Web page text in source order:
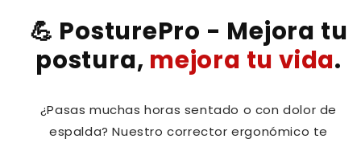
alinea,
vive
mejor
alinea,
vive
mejor
💪 PosturePro - Mejora tu
postura, mejora tu vida.
¿Pasas muchas horas sentado o con dolor de
espalda? Nuestro corrector ergonómico te